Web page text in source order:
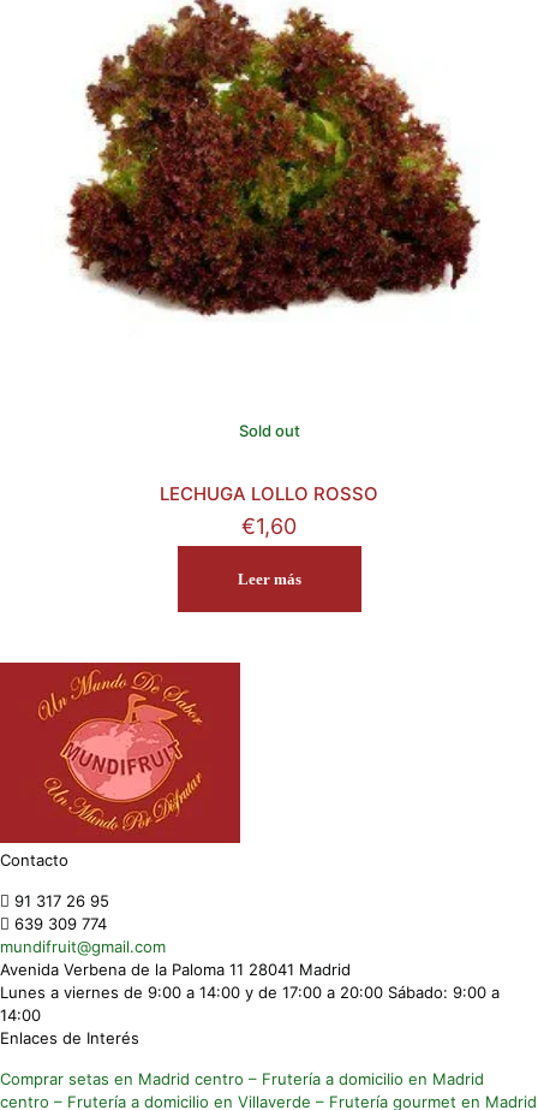
Sold out
LECHUGA LOLLO ROSSO
€1,60
Leer más
Contacto
91 317 26 95
639 309 774
mundifruit@gmail.com
Avenida Verbena de la Paloma 11 28041 Madrid
Lunes a viernes de 9:00 a 14:00 y de 17:00 a 20:00 Sábado: 9:00 a
14:00
Enlaces de Interés
Comprar setas en Madrid centro – Frutería a domicilio en Madrid
centro – Frutería a domicilio en Villaverde – Frutería gourmet en Madrid